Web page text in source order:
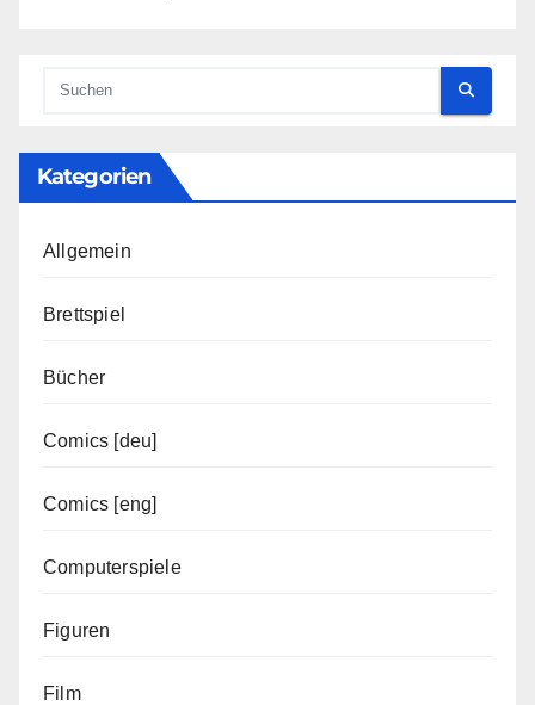
Kategorien
Allgemein
Brettspiel
Bücher
Comics [deu]
Comics [eng]
Computerspiele
Figuren
Film